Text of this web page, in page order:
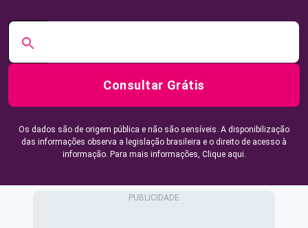
Consultar Grátis
Os dados são de origem pública e não são sensíveis. A disponibilização
das informações observa a legislação brasileira e o direito de acesso à
informação. Para mais informações, Clique aqui.